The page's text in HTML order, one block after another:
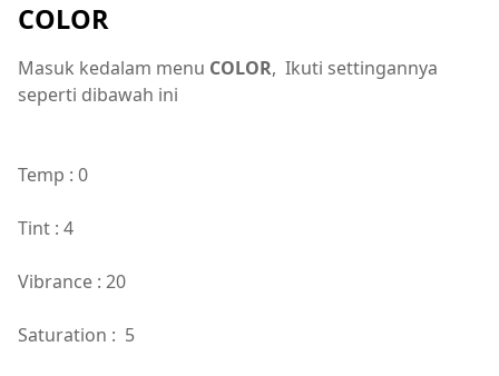
COLOR
Masuk kedalam menu COLOR, Ikuti settingannya
seperti dibawah ini
Temp : 0
Tint : 4
Vibrance : 20
Saturation : 5